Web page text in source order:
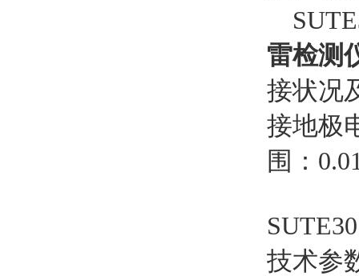
雷检测
接状况
接地极
围：
技术参